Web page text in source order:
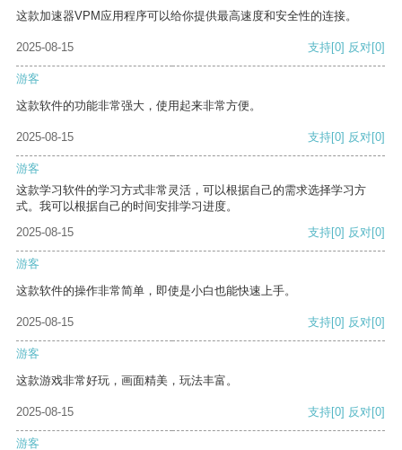
这款加速器VPM应用程序可以给你提供最高速度和安全性的连接。
2025-08-15 支持[0] 反对[0]
游客
这款软件的功能非常强大，使用起来非常方便。
2025-08-15 支持[0] 反对[0]
游客
这款学习软件的学习方式非常灵活，可以根据自己的需求选择学习方
式。我可以根据自己的时间安排学习进度。
2025-08-15
支持[0] 反对[0]
游客
这款软件的操作非常简单，即使是小白也能快速上手。
2025-08-15 支持[0] 反对[0]
游客
这款游戏非常好玩，画面精美，玩法丰富。
2025-08-15 支持[0] 反对[0]
游客